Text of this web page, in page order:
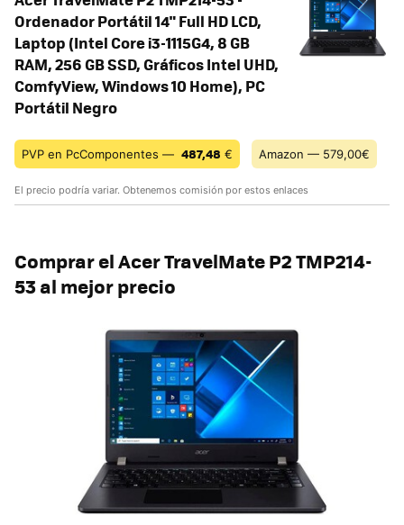
Ordenador Portátil 14" Full HD LCD,
Laptop (Intel Core i3-1115G4, 8 GB
RAM, 256 GB SSD, Gráficos Intel UHD,
ComfyView, Windows 10 Home), PC
Portátil Negro
PVP en PcComponentes — 487,48 € Amazon — 579,00€
El precio podría variar. Obtenemos comisión por estos enlaces
Comprar el Acer TravelMate P2 TMP214-
53 al mejor precio